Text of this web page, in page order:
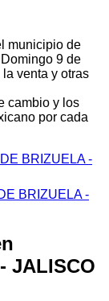
municipio de
9 de
venta y otras
cambio y los
por cada
BRIZUELA -
BRIZUELA -
JALISCO